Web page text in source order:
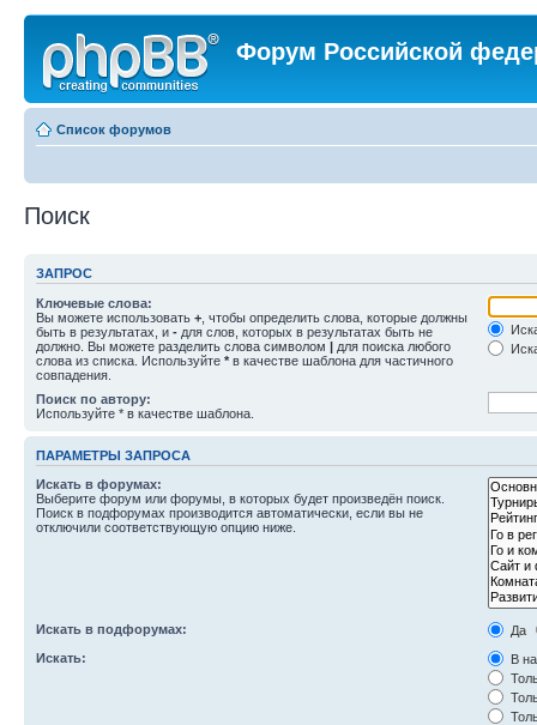
Форум Российской
Список форумов
Поиск
ЗАПРОС
Ключевые слова:
Вы можете использовать + , чтобы определить слова, которые должны
быть в результатах, и - для слов, которых в результатах быть не
должно. Вы можете разделить слова символом | для поиска любого
слова из списка. Используйте * в качестве шаблона для частичного
совпадения.
Поиск по автору:
Используйте * в качестве шаблона.
ПАРАМЕТРЫ ЗАПРОСА
Искать в форумах:
Выберите форум или форумы, в которых будет произведён поиск.
Поиск в подфорумах производится автоматически, если вы не
отключили соответствующую опцию ниже.
Искать в подфорумах:
Да
Искать:
В